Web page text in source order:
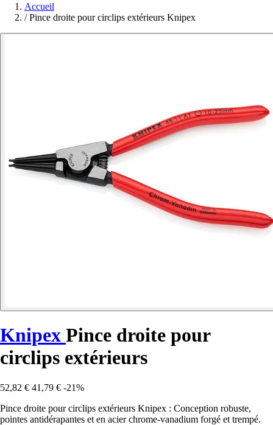
Accueil
/ Pince droite pour circlips extérieurs Knipex
Knipex Pince droite pour
circlips extérieurs
52,82 € 41,79 € -21%
Pince droite pour circlips extérieurs Knipex : Conception robuste,
pointes antidérapantes et en acier chrome-vanadium forgé et trempé.